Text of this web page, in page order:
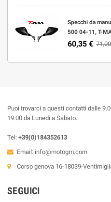
Specchi da
500 04-11, T-
60,35 €
Puoi trovarci a questi contatti dalle
19.00 da Lunedi a Sabato.
Tel: +39(0)184352613
Email: info@motogm.com
Corso genova 16-18039-
SEGUICI